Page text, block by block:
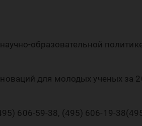
образовательной
для молодых ученых за
606-59-38, (495) 606-19-